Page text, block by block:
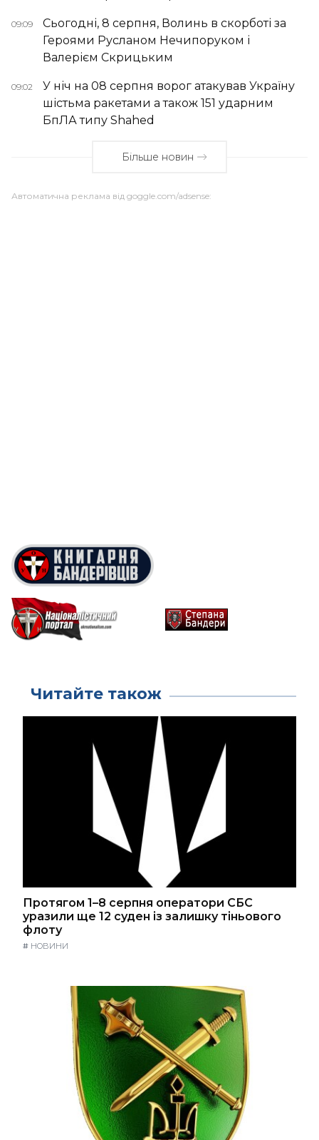
09:09
Сьогодні, 8 серпня, Волинь в скорботі за
Героями Русланом Нечипоруком і
Валерієм Скрицьким
09:02
У ніч на 08 серпня ворог атакував Україну
шістьма ракетами а також 151 ударним
БпЛА типу Shahed
Більше новин
Автоматична реклама від goggle.com/adsense:
Читайте також
Протягом 1–8 серпня оператори СБС
уразили ще 12 суден із залишку тіньового
флоту
# НОВИНИ